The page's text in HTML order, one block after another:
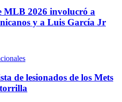
MLB 2026 involucró a
y a Luis García Jr
de lesionados de los Mets